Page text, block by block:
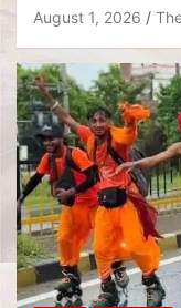
August 1, 2026